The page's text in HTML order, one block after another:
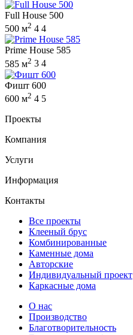
Full House 500
500 м2 4 4
Prime House 585
585 м2 3 4
Фишт 600
600 м2 4 5
Проекты
Компания
Услуги
Информация
Контакты
Все проекты
Клееный брус
Комбинированные
Каменные дома
Авторские
Индивидуальный проект
Каркасные дома
О нас
Производство
Благотворительность